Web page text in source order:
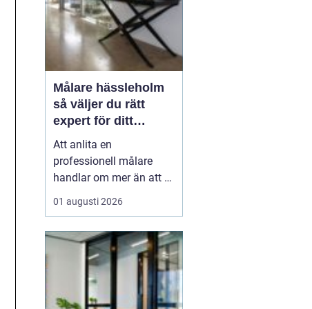
Målare hässleholm
så väljer du rätt
expert för ditt
måleriprojekt
Att anlita en
professionell målare
handlar om mer än att få
nya färger på väggarna.
En kunnig hantverkare
på husets ytor, höja
värdet på bostaden och
skapa miljöer som
känns både lugna och
01 augusti 2026